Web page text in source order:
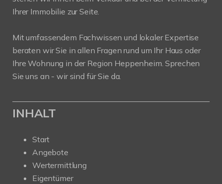
Ihrer Immobilie zur Seite.
Mit umfassendem Fachwissen und lokaler Expertise
beraten wir Sie in allen Fragen rund um Ihr Haus oder
Ihre Wohnung in der Region Heppenheim. Sprechen
Sie uns an - wir sind für Sie da.
INHALT
Start
Angebote
Wertermittlung
Eigentümer